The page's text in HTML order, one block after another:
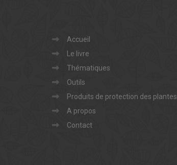
Accueil
Le livre
Thématiques
Outils
Produits de protection des plantes
A propos
Contact